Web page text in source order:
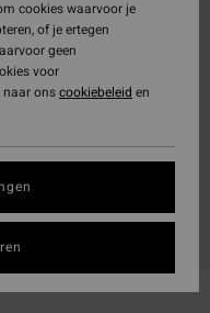
cookies waarvoor je
of je ertegen
geen
voor
onscookiebeleid en